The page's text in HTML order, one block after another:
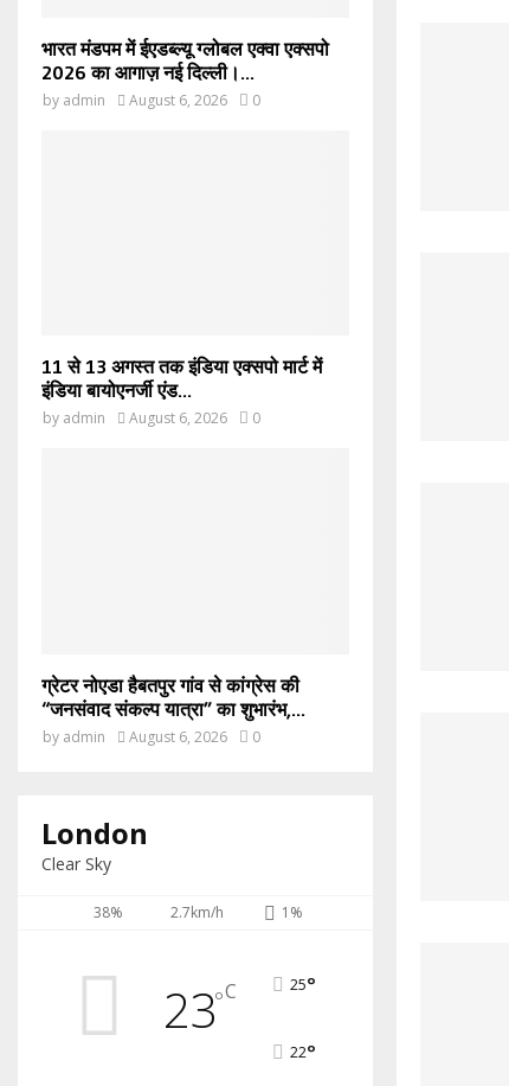
भारत मंडपम में ईएडब्ल्यू ग्लोबल एक्वा एक्सपो
2026 का आगाज़ नई दिल्ली।...
by admin August 6, 2026 0
11 से 13 अगस्त तक इंडिया एक्सपो मार्ट में
इंडिया बायोएनर्जी एंड...
by admin August 6, 2026 0
ग्रेटर नोएडा हैबतपुर गांव से कांग्रेस की
“जनसंवाद संकल्प यात्रा” का शुभारंभ,...
by admin August 6, 2026 0
London
Clear Sky
38% 2.7km/h 1%
23°C 25°
22°